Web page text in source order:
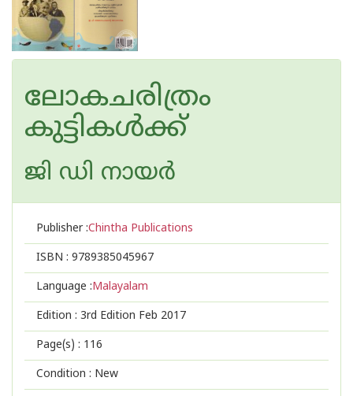
ലോകചരിത്രം
കുട്ടികള്‍ക്ക്
ജി ഡി നായര്‍
Publisher :Chintha Publications
ISBN : 9789385045967
Language :Malayalam
Edition : 3rd Edition Feb 2017
Page(s) : 116
Condition : New